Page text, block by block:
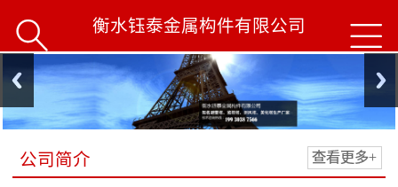

 衡水钰泰金属构件有限公司
公司简介 查看更多+